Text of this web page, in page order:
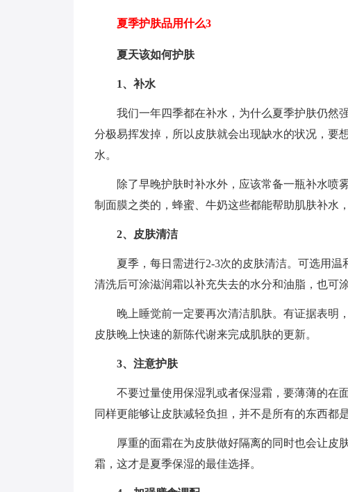
夏季护肤品用什么3
夏天该如何护肤
1、补水
我们一年四季都在补水，为什么夏季护肤仍然
分极易挥发掉，所以皮肤就会出现缺水的状况，要
水。
除了早晚护肤时补水外，应该常备一瓶补水喷
制面膜之类的，蜂蜜、牛奶这些都能帮助肌肤补水
2、皮肤清洁
夏季，每日需进行2-3次的皮肤清洁。可选用温
清洗后可涂滋润霜以补充失去的水分和油脂，也可涂
晚上睡觉前一定要再次清洁肌肤。有证据表明
皮肤晚上快速的新陈代谢来完成肌肤的更新。
3、注意护肤
不要过量使用保湿乳或者保湿霜，要薄薄的在
同样更能够让皮肤减轻负担，并不是所有的东西都
厚重的面霜在为皮肤做好隔离的同时也会让皮
霜，这才是夏季保湿的最佳选择。